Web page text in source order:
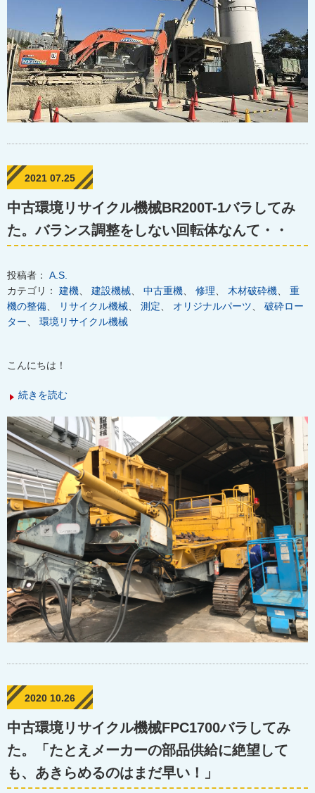
2021 07.25
中古環境リサイクル機械BR200T-1バラしてみ
た。バランス調整をしない回転体なんて・・
投稿者： A.S.
カテゴリ： 建機 建設機械 中古重機 修理 木材破砕機
重
機の整備
リサイクル機械 測定 オリジナルパーツ
破砕ロー
ター
環境リサイクル機械
こんにちは！
続きを読む
2020 10.26
中古環境リサイクル機械FPC1700バラしてみ
た。「たとえメーカーの部品供給に絶望して
も、あきらめるのはまだ早い！」